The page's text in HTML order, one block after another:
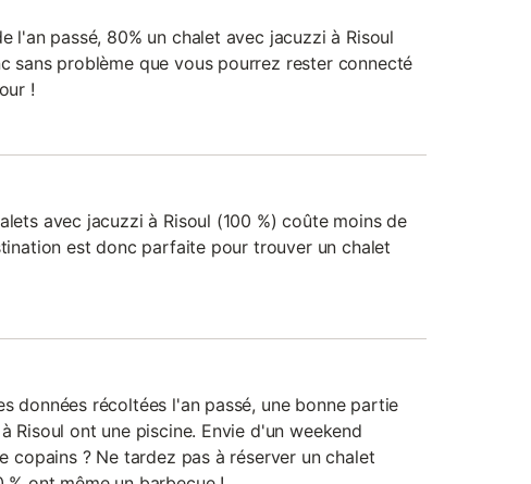
l'an passé, 80% un chalet avec jacuzzi à Risoul
sans problème que vous pourrez rester connecté
!
avec jacuzzi à Risoul (100 %) coûte moins de
est donc parfaite pour trouver un chalet
données récoltées l'an passé, une bonne partie
Risoul ont une piscine. Envie d'un weekend
copains ? Ne tardez pas à réserver un chalet